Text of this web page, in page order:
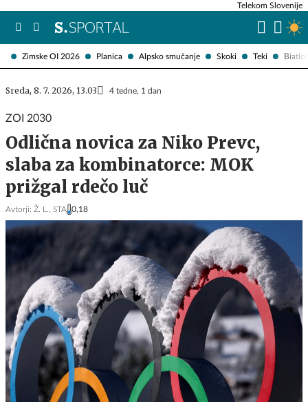
Zimske OI 2026 Planica Alpsko smučanje Skoki Teki
Telekom Slovenije
Sreda, 8. 7. 2026, 13.03 4 tedne, 1 dan
ZOI 2030
Odlična novica za Niko Prevc,
slaba za kombinatorce: MOK
prižgal rdečo luč
Avtorji: Ž. L., STA 0,18